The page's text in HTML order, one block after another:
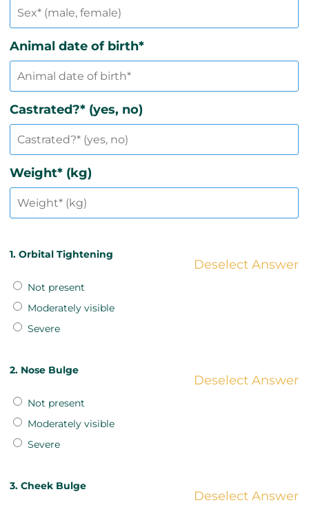
Animal date of birth*
Castrated?* (yes, no)
Weight* (kg)
1. Orbital Tightening
Deselect Answer
Not present
Moderately visible
Severe
2. Nose Bulge
Deselect Answer
Not present
Moderately visible
Severe
3. Cheek Bulge
Deselect Answer